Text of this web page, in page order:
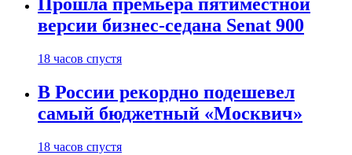
Прошла премьера пятиместной
версии бизнес-седана Senat 900
18 часов спустя
В России рекордно подешевел
самый бюджетный «Москвич»
18 часов спустя